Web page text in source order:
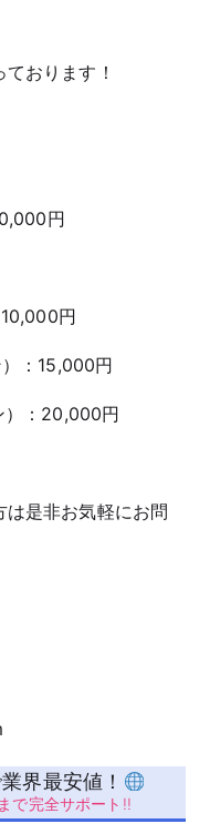
おります！
円
円
：15,000円
）：20,000円
は是非お気軽にお問
界最安値！
で完全サポート!!